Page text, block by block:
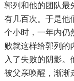
郭列和他的团队最
有几百次。于是他
个小时，一年内仍
败就这样给郭列的
入了失败的阴影
被父亲唤醒，渐渐